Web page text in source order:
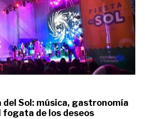
del Sol: música, gastronomía
de los deseos